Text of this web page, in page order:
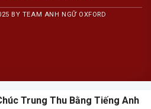
BY TEAM ANH NGỮ OXFORD
Trung Thu Bằng Tiếng Anh